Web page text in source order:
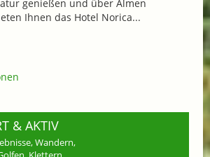
genießen und über Almen
Ihnen das Hotel Norica...
& AKTIV
Wandern,